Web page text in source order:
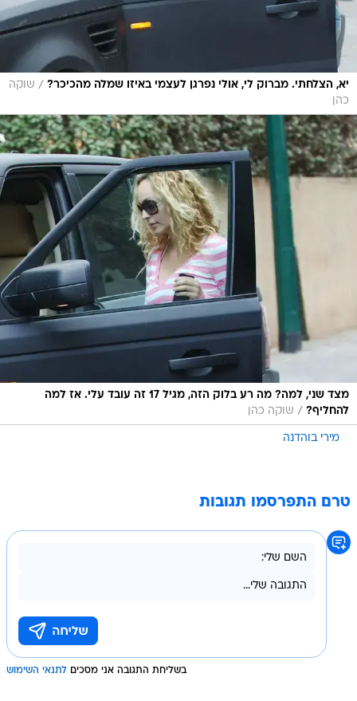
יא, הצלחתי. מברוק לי, אולי נפרגן לעצמי באיזו שמלה מהכיכר? / שוקה
כהן
מצד שני, למה? מה רע בלוק הזה, מגיל 17 זה עובד עלי. אז למה
להחליף? / שוקה כהן
מירי בוהדנה
טרם התפרסמו תגובות
בשליחת התגובה אני מסכים לתנאי השימוש